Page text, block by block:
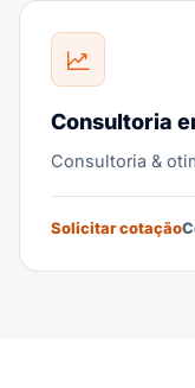
Consultoria
Consultoria &
Solicitar cotação